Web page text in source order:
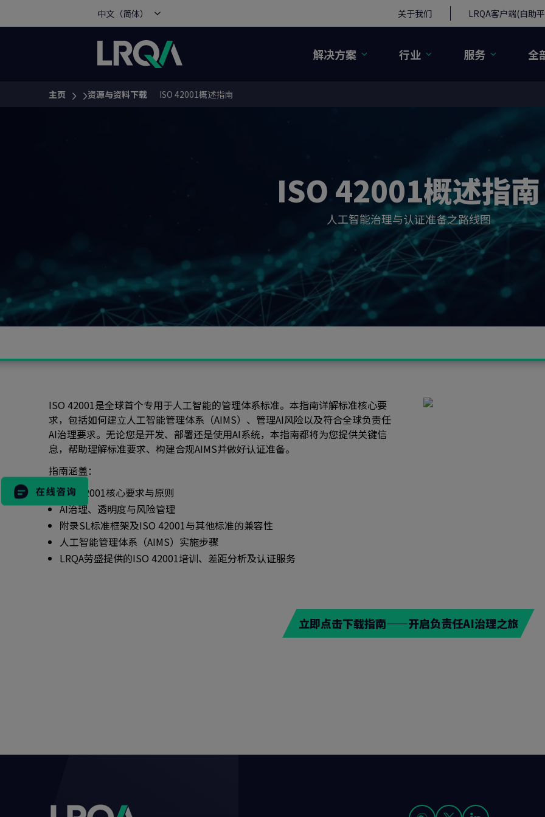
中文（简体） 关于我们 LRQA客户端(自助
解决方案 行业 服务 全
格
市场活动
You are here:主页 资源与资料下载 ISO 42001概述指南
ISO 42001概述指南
人工智能治理与认证准备之路线图
ISO 42001是全球首个专用于人工智能的管理体系标准。本指南详解标准核心要
求，包括如何建立人工智能管理体系（AIMS）、管理AI风险以及符合全球负责任
AI治理要求。无论您是开发、部署还是使用AI系统，本指南都将为您提供关键信
息，帮助理解标准要求、构建合规AIMS并做好认证准备。
指南涵盖：
ISO 42001核心要求与原则
AI治理、透明度与风险管理
附录SL标准框架及ISO 42001与其他标准的兼容性
人工智能管理体系（AIMS）实施步骤
LRQA劳盛提供的ISO 42001培训、差距分析及认证服务
立即点击下载指南——开启负责任AI治理之旅